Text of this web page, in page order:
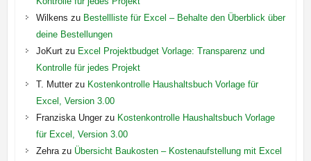
Wilkens zu Bestellliste für Excel – Behalte den Überblick über
deine Bestellungen
JoKurtzu Excel Projektbudget Vorlage: Transparenz und
Kontrolle für jedes Projekt
T. Mutterzu Kostenkontrolle Haushaltsbuch Vorlage für
Excel, Version 3.00
Franziska Ungerzu Kostenkontrolle Haushaltsbuch Vorlage
für Excel, Version 3.00
Zehrazu Übersicht Baukosten – Kostenaufstellung mit Excel